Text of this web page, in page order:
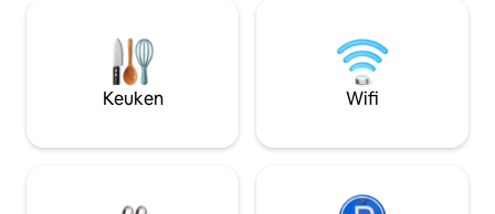
een barbecue, een volledig uitgeruste
keuken, een open haard op het terras,
een open haard en een warmtepomp
voor liefhebbers van comfort. Lielupe
Snelle glasvezel-
Perfect voor een
de natuur, maar
van stranden,
Keuken Wifi